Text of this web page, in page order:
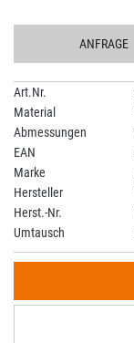
ANFRAGE
Art.Nr.
Material
Abmessungen
EAN
Marke
Hersteller
Herst.-Nr.
Umtausch